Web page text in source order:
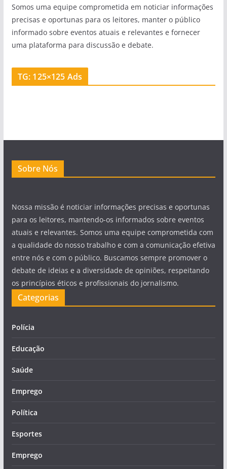
Somos uma equipe comprometida em noticiar informações
precisas e oportunas para os leitores, manter o público
informado sobre eventos atuais e relevantes e fornecer
uma plataforma para discussão e debate.
TG: 125×125 Ads
Sobre Nós
Nossa missão é noticiar informações precisas e oportunas
para os leitores, mantendo-os informados sobre eventos
atuais e relevantes. Somos uma equipe comprometida com
a qualidade do nosso trabalho e com a comunicação efetiva
entre nós e com o público. Buscamos sempre promover o
debate de ideias e a diversidade de opiniões, respeitando
os princípios éticos e profissionais do jornalismo.
Categorias
Polícia
Educação
Saúde
Emprego
Política
Esportes
Emprego